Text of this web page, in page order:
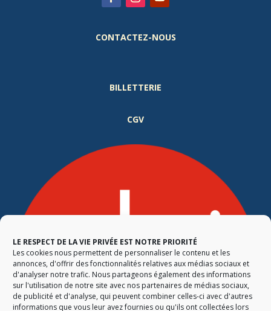
LE RESPECT DE LA VIE PRIVÉE EST NOTRE PRIORITÉ
Les cookies nous permettent de personnaliser le contenu et les
annonces, d'offrir des fonctionnalités relatives aux médias sociaux et
d'analyser notre trafic. Nous partageons également des informations
sur l'utilisation de notre site avec nos partenaires de médias sociaux,
de publicité et d'analyse, qui peuvent combiner celles-ci avec d'autres
informations que vous leur avez fournies ou qu'ils ont collectées lors
CONTACTEZ-NOUS
BILLETTERIE
CGV